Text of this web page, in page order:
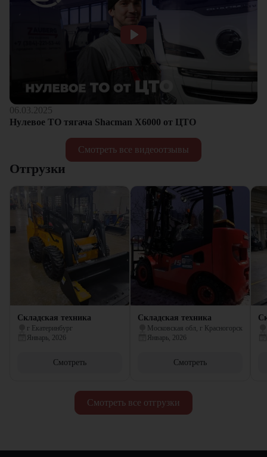
Смотреть все видеоотзывы
06.03.2025
Нулевое ТО тягача Shacman Х6000 от ЦТО
Смотреть все отгрузки
Отгрузки
Складская техника
г Екатеринбург
Январь, 2026
Смотреть
Складская техника
Московская обл, г Красногорск
Январь, 2026
Смотреть